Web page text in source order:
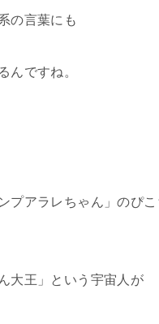
の言葉にも
んですね。
プアラレちゃん」のぴ
大王」という宇宙人が